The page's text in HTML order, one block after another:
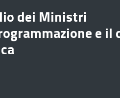
dei Ministri
e il